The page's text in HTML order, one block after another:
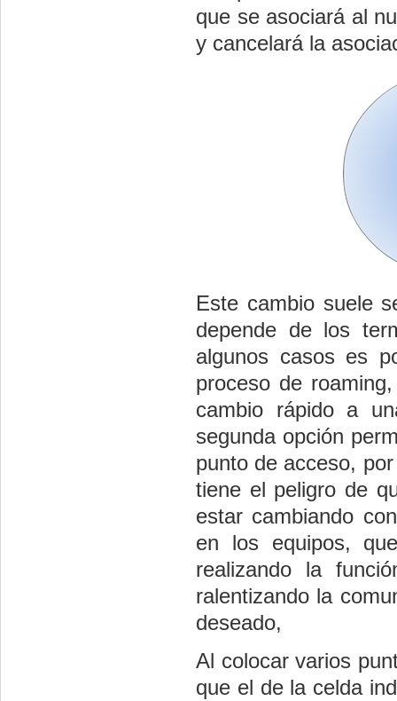
que se asociará al
y cancelará la
Este cambio suele
depende de los
algunos casos es
proceso de
cambio rápido a
segunda opción
punto de acceso,
tiene el peligro de
estar cambiando
en los equipos,
realizando la
ralentizando la
deseado,
Al colocar varios
que el de la celda